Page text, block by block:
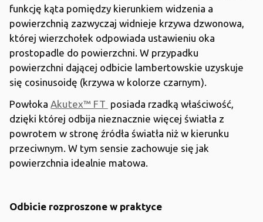
funkcję kąta pomiędzy kierunkiem widzenia a
powierzchnią zazwyczaj widnieje krzywa dzwonowa,
której wierzchołek odpowiada ustawieniu oka
prostopadle do powierzchni. W przypadku
powierzchni dającej odbicie lambertowskie uzyskuje
się cosinusoidę (krzywa w kolorze czarnym).
Powłoka Akutex™ FT posiada rzadką właściwość,
dzięki której odbija nieznacznie więcej światła z
powrotem w stronę źródła światła niż w kierunku
przeciwnym. W tym sensie zachowuje się jak
powierzchnia idealnie matowa.
Odbicie rozproszone w praktyce